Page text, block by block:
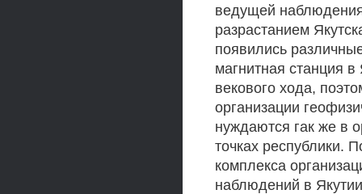
ведущей
разрастанием
появились
магнитная станция
векового хода,
организации
нуждаются гак же в
точках республики.
комплекса
наблюдений в